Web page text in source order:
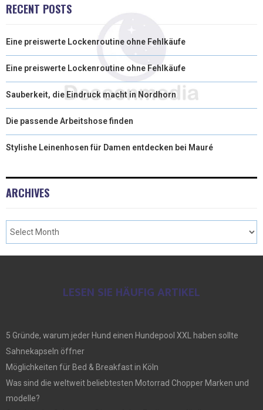
E
)
K N
RECENT POSTS
Eine preiswerte Lockenroutine ohne Fehlkäufe
Eine preiswerte Lockenroutine ohne Fehlkäufe
Sauberkeit, die Eindruck macht in Nordhorn
Die passende Arbeitshose finden
Stylishe Leinenhosen für Damen entdecken bei Mauré
ARCHIVES
LESEN SIE HÄUFIG ARTIKEL
5 Gründe, warum jeder Hund einen Hundepool XXL haben sollte
Sahnekapseln öffner
Möglichkeiten für Bed & Breakfast in Köln
Was sind die weltweit beliebtesten Motorrad Chopper Marken und
modelle?